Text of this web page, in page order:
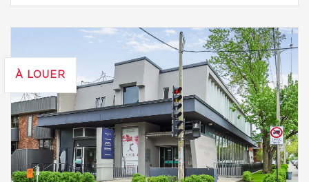
À LOUER